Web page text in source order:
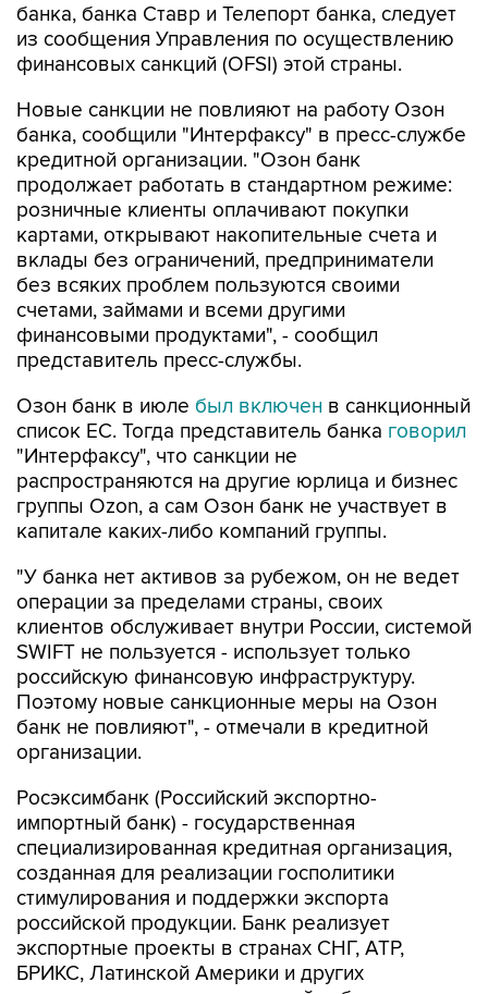
банка, банка Ставр и Телепорт банка, следует
из сообщения Управления по осуществлению
финансовых санкций (OFSI) этой страны.
Новые санкции не повлияют на работу Озон
банка, сообщили "Интерфаксу" в пресс-службе
кредитной организации. "Озон банк
продолжает работать в стандартном режиме:
розничные клиенты оплачивают покупки
картами, открывают накопительные счета и
вклады без ограничений, предприниматели
без всяких проблем пользуются своими
счетами, займами и всеми другими
финансовыми продуктами", - сообщил
представитель пресс-службы.
Озон банк в июле был включен в санкционный
список ЕС. Тогда представитель банка говорил
"Интерфаксу", что санкции не
распространяются на другие юрлица и бизнес
группы Ozon, а сам Озон банк не участвует в
капитале каких-либо компаний группы.
"У банка нет активов за рубежом, он не ведет
операции за пределами страны, своих
клиентов обслуживает внутри России, системой
SWIFT не пользуется - использует только
российскую финансовую инфраструктуру.
Поэтому новые санкционные меры на Озон
банк не повлияют", - отмечали в кредитной
организации.
Росэксимбанк (Российский экспортно-
импортный банк) - государственная
специализированная кредитная организация,
созданная для реализации госполитики
стимулирования и поддержки экспорта
российской продукции. Банк реализует
экспортные проекты в странах СНГ, АТР,
БРИКС, Латинской Америки и других